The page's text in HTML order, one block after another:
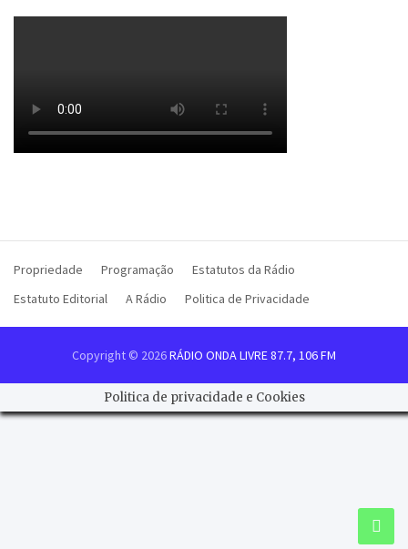
Propriedade Programação
Estatutos da Rádio
Estatuto Editorial
A Rádio Politica de Privacidade
Copyright © 2026RÁDIO ONDA LIVRE 87.7, 106 FM
Politica de privacidade e Cookies